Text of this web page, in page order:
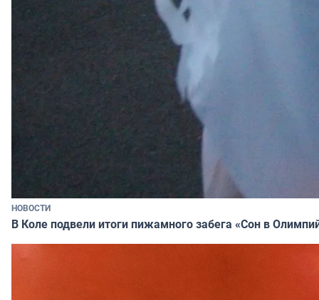
НОВОСТИ
В Коле подвели итоги пижамного забега «Сон в